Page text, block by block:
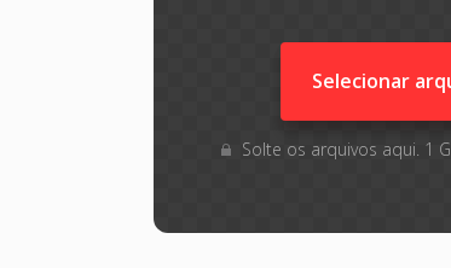
Selecionar
Solte os arquivos aqui. 1